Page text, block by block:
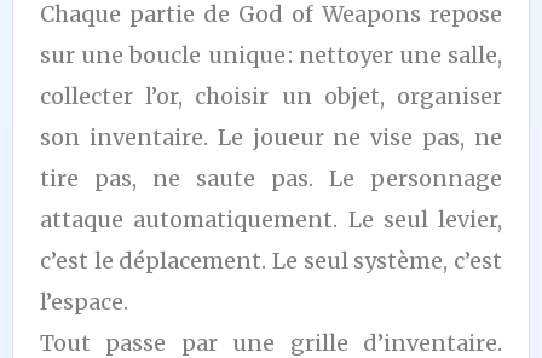
Chaque partie de God of Weapons repose
sur une boucle unique : nettoyer une salle,
collecter l’or, choisir un objet, organiser
son inventaire. Le joueur ne vise pas, ne
tire pas, ne saute pas. Le personnage
attaque automatiquement. Le seul levier,
c’est le déplacement. Le seul système, c’est
l’espace.
Tout passe par une grille d’inventaire.